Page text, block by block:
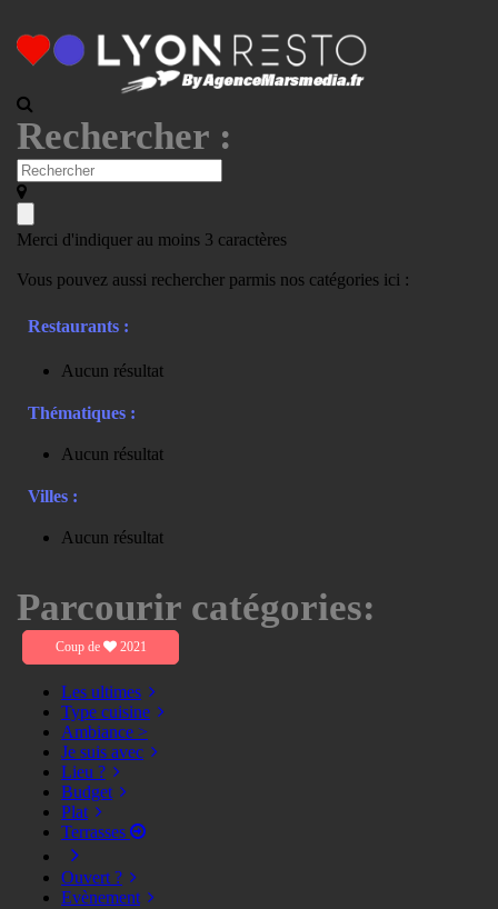
Rechercher :
Merci d'indiquer au moins 3 caractères
Vous pouvez aussi rechercher parmis nos catégories ici :
Restaurants :
Aucun résultat
Thématiques :
Aucun résultat
Villes :
Aucun résultat
Parcourir catégories:
Coup de 2021
Les ultimes
Type cuisine
Ambiance >
Je suis avec
Lieu ?
Budget
Plat
Terrasses
Ouvert ?
Evènement